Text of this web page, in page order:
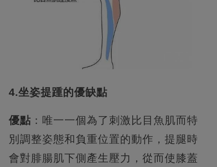
4.坐姿提踵的優缺點
優點 ：唯一一個為了刺激比目魚肌而特
別調整姿態和負重位置的動作，提腿時
會對腓腸肌下側產生壓力，從而使膝蓋